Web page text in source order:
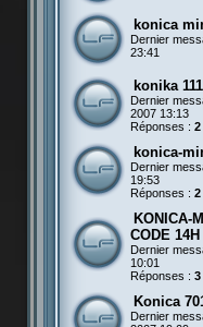
konica
Dernier
23:41
konika
Dernier
2007 13:13
Réponses : 2
konica-
Dernier
19:53
Réponses : 2
KONICA-
CODE 14H
Dernier
10:01
Réponses : 3
Konica
Dernier